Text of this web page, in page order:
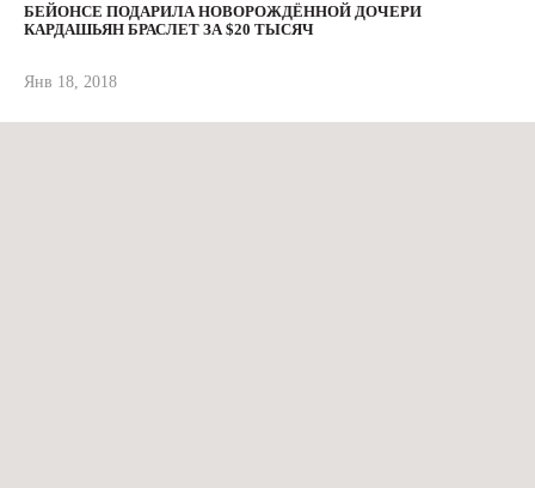
БЕЙОНСЕ ПОДАРИЛА НОВОРОЖДЁННОЙ ДОЧЕРИ
КАРДАШЬЯН БРАСЛЕТ ЗА $20 ТЫСЯЧ
Янв 18, 2018